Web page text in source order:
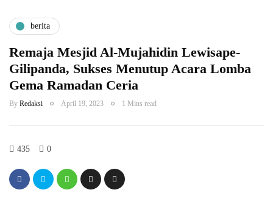
berita
Remaja Mesjid Al-Mujahidin Lewisape-
Gilipanda, Sukses Menutup Acara Lomba
Gema Ramadan Ceria
By Redaksi April 19, 2023 1 Mins read
435 0